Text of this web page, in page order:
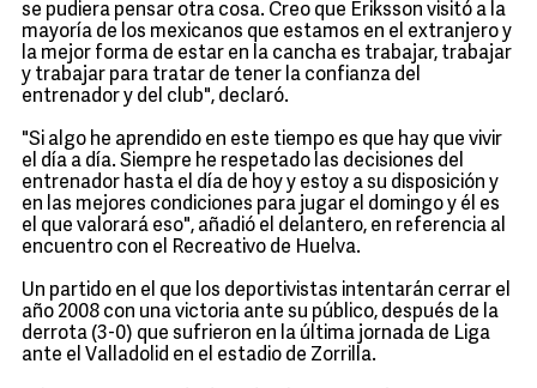
se pudiera pensar otra cosa. Creo que Eriksson visitó a la
mayoría de los mexicanos que estamos en el extranjero y
la mejor forma de estar en la cancha es trabajar, trabajar
y trabajar para tratar de tener la confianza del
entrenador y del club", declaró.
"Si algo he aprendido en este tiempo es que hay que vivir
el día a día. Siempre he respetado las decisiones del
entrenador hasta el día de hoy y estoy a su disposición y
en las mejores condiciones para jugar el domingo y él es
el que valorará eso", añadió el delantero, en referencia al
encuentro con el Recreativo de Huelva.
Un partido en el que los deportivistas intentarán cerrar el
año 2008 con una victoria ante su público, después de la
derrota (3-0) que sufrieron en la última jornada de Liga
ante el Valladolid en el estadio de Zorrilla.